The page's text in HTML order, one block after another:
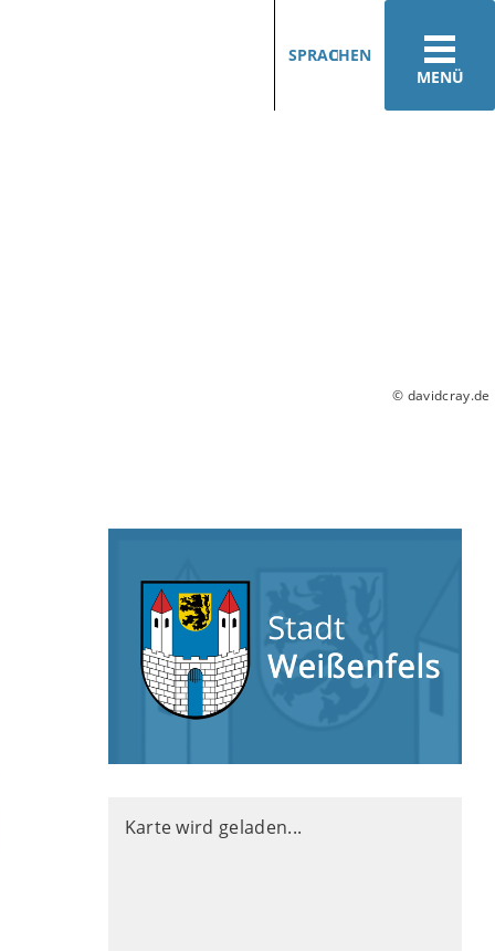
MENÜ
SPRACHEN
© davidcray.de
Karte wird geladen...